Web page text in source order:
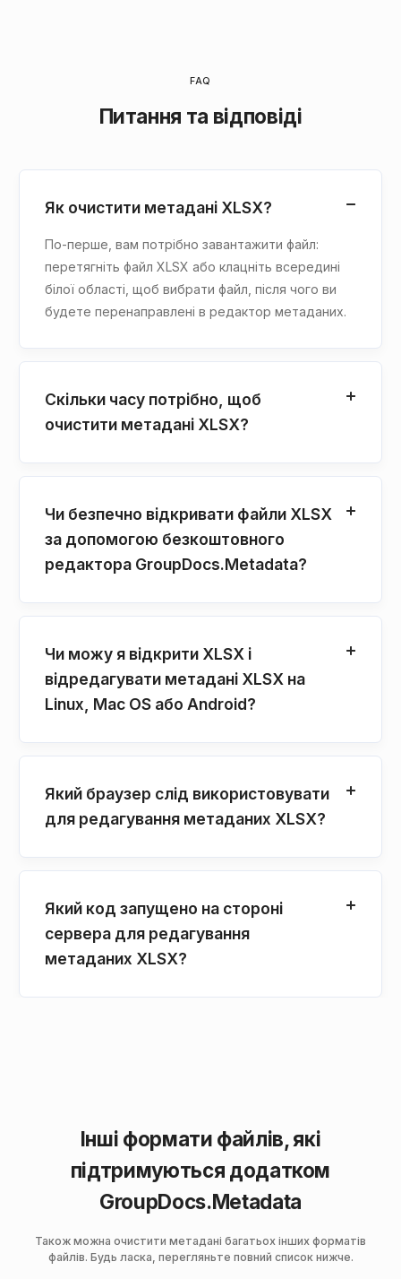
FAQ
Питання та відповіді
Як очистити метадані XLSX?
По-перше, вам потрібно завантажити файл:
перетягніть файл XLSX або клацніть всередині
білої області, щоб вибрати файл, після чого ви
будете перенаправлені в редактор метаданих.
Скільки часу потрібно, щоб
очистити метадані XLSX?
Чи безпечно відкривати файли XLSX
за допомогою безкоштовного
редактора GroupDocs.Metadata?
Чи можу я відкрити XLSX і
відредагувати метадані XLSX на
Linux, Mac OS або Android?
Який браузер слід використовувати
для редагування метаданих XLSX?
Який код запущено на стороні
сервера для редагування
метаданих XLSX?
Інші формати файлів, які
підтримуються додатком
GroupDocs.Metadata
Також можна очистити метадані багатьох інших форматів
файлів. Будь ласка, перегляньте повний список нижче.